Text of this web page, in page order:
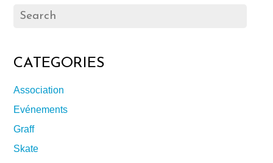
CATEGORIES
Association
Evénements
Graff
Skate